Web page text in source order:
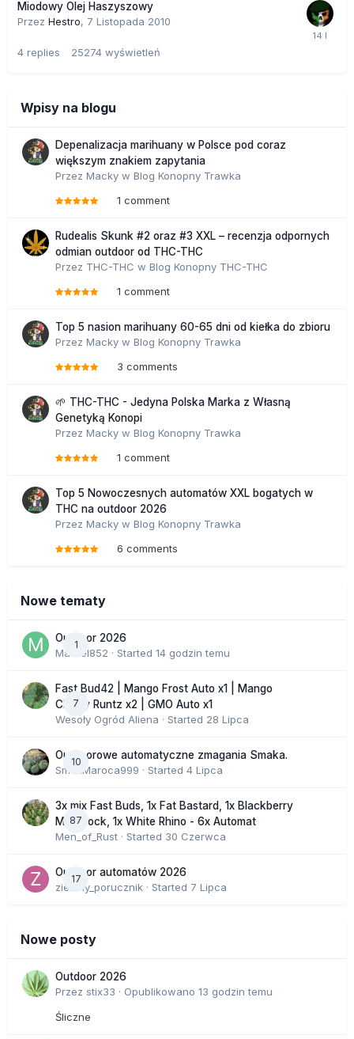
Miodowy Olej Haszyszowy
Przez Hestro, 7 Listopada 2010
4 replies 25274 wyświetleń
Wpisy na blogu
Depenalizacja marihuany w Polsce pod coraz
większym znakiem zapytania
Przez Macky w Blog Konopny Trawka
1 comment
Rudealis Skunk #2 oraz #3 XXL – recenzja odpornych
odmian outdoor od THC-THC
Przez THC-THC w Blog Konopny THC-THC
1 comment
Top 5 nasion marihuany 60-65 dni od kiełka do zbioru
Przez Macky w Blog Konopny Trawka
3 comments
🌱 THC-THC - Jedyna Polska Marka z Własną
Genetyką Konopi
Przez Macky w Blog Konopny Trawka
1 comment
Top 5 Nowoczesnych automatów XXL bogatych w
THC na outdoor 2026
Przez Macky w Blog Konopny Trawka
6 comments
Nowe tematy
1
Outdoor 2026
Marcel852 · Started 14 godzin temu
7
Fast Bud42 | Mango Frost Auto x1 | Mango
Cherry Runtz x2 | GMO Auto x1
Wesoły Ogród Aliena · Started 28 Lipca
10
Outdoorowe automatyczne zmagania Smaka.
SmakMaroca999 · Started 4 Lipca
87
3x mix Fast Buds, 1x Fat Bastard, 1x Blackberry
Moonrock, 1x White Rhino - 6x Automat
Men_of_Rust · Started 30 Czerwca
17
Outdoor automatów 2026
zielony_porucznik · Started 7 Lipca
Nowe posty
Outdoor 2026
Przez stix33 · Opublikowano 13 godzin temu
Śliczne